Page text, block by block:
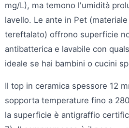
mg/L), ma temono l'umidità
lavello. Le ante in Pet
tereftalato) offrono superficie
antibatterica e lavabile con
ideale se hai bambini o cucini
Il top in ceramica spessore 12
sopporta temperature fino a
la superficie è antigraffio